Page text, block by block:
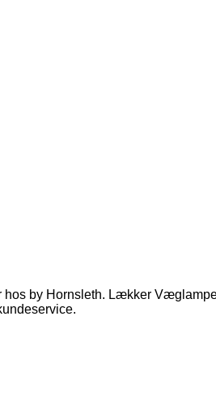
by Hornsleth. Lækker